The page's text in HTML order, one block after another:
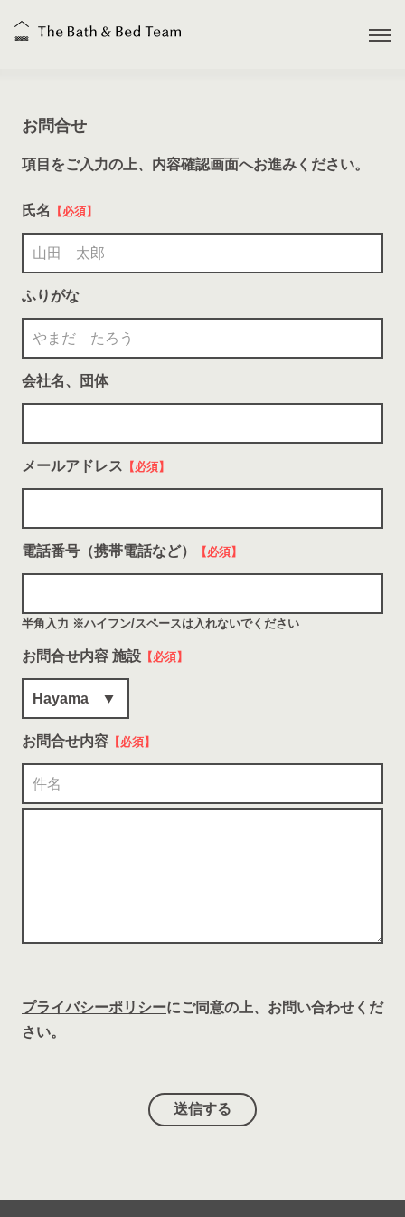
お問合せ
項目をご入力の上、内容確認画面へお進みください。
氏名 【必須】
ふりがな
会社名、団体
メールアドレス 【必須】
電話番号（携帯電話など） 【必須】
半角入力 ※ハイフン/スペースは入れないでください
お問合せ内容 施設 【必須】
お問合せ内容 【必須】
プライバシーポリシーにご同意の上、お問い合わせくだ
さい。